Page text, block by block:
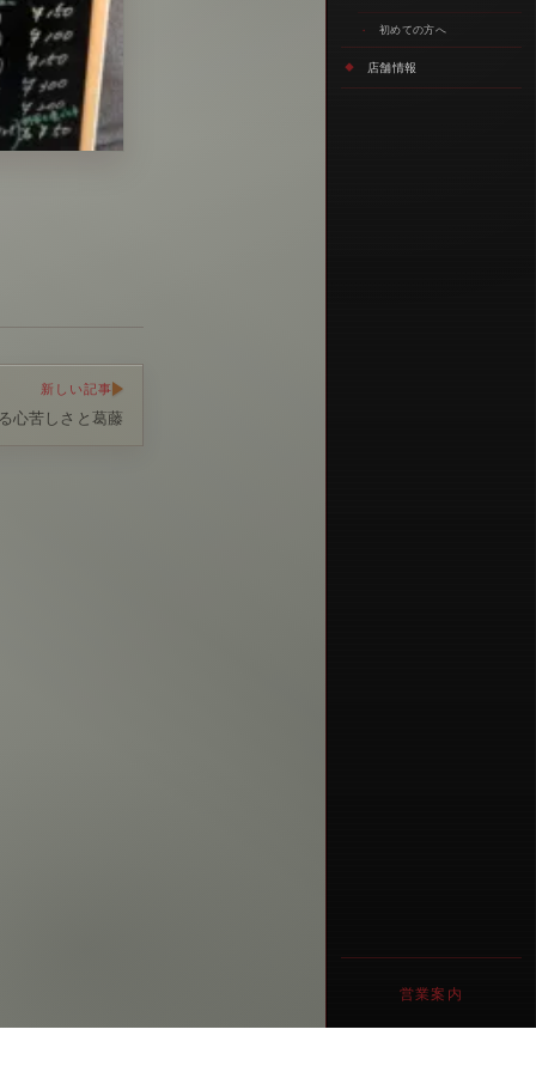
新しい記事
心苦しさと葛藤
初めての方へ
店舗情報
営業案内